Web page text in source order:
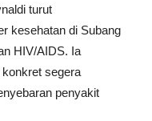
turut
kesehatan di Subang
HIV/AIDS. Ia
segera
penyakit